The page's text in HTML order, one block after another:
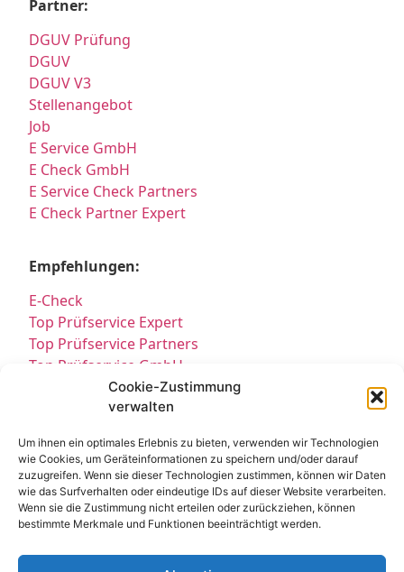
Cookie-Zustimmung
verwalten
Um ihnen ein optimales Erlebnis zu bieten, verwenden wir Technologien
wie Cookies, um Geräteinformationen zu speichern und/oder darauf
zuzugreifen. Wenn sie dieser Technologien zustimmen, können wir Daten
wie das Surfverhalten oder eindeutige IDs auf dieser Website verarbeiten.
Wenn sie die Zustimmung nicht erteilen oder zurückziehen, können
bestimmte Merkmale und Funktionen beeinträchtigt werden.
Partner:
DGUV Prüfung
DGUV
DGUV V3
Stellenangebot
Job
E Service GmbH
E Check GmbH
E Service Check Partners
E Check Partner Expert
Empfehlungen:
E-Check
Top Prüfservice Expert
Top Prüfservice Partners
Top Prüfservice GmbH
Prüfung DGUV3 GmbH
Sicherheitsprüfungen Partners
Prüfung E-Check Expert
Prüfung elektrischer Anlagen